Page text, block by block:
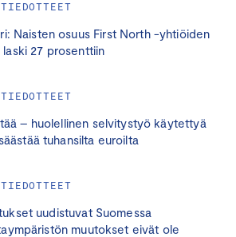
Naisten osuus First North -yhtiöiden
27 prosenttiin
– huolellinen selvitystyö käytettyä
tuhansilta euroilta
uudistuvat Suomessa
muutokset eivät ole